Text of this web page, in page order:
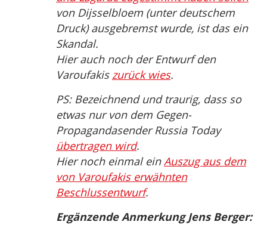
von Dijsselbloem (unter deutschem
Druck) ausgebremst wurde, ist das ein
Skandal.
Hier auch noch der Entwurf den
Varoufakiszurück wies.
PS: Bezeichnend und traurig, dass so
etwas nur von dem Gegen-
Propagandasender Russia Today
übertragen wird.
Hier noch einmal einAuszug aus dem
von Varoufakis erwähnten
Beschlussentwurf.
Ergänzende Anmerkung Jens Berger: